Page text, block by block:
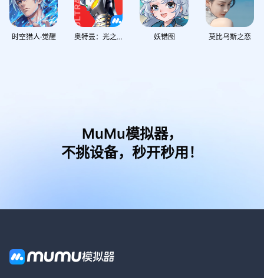
时空猎人·觉醒 奥特曼：光之战士 妖错图 莫比乌斯之恋
MuMu模拟器，
不挑设备，秒开秒用！